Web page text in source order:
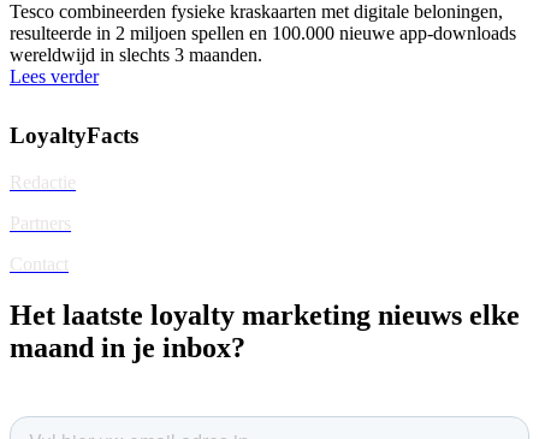
Tesco combineerden fysieke kraskaarten met digitale beloningen,
resulteerde in 2 miljoen spellen en 100.000 nieuwe app-downloads
wereldwijd in slechts 3 maanden.
Lees verder
LoyaltyFacts
Redactie
Partners
Contact
Het laatste loyalty marketing nieuws elke
maand in je inbox?